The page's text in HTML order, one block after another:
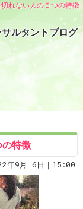
れない人の５つの特徴
ルタントブログ
の特徴
年9月 6日｜15:00